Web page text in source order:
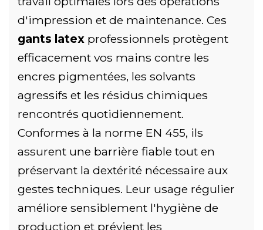
d'impression et de maintenance. Ces
gants latex professionnels protègent
efficacement vos mains contre les
encres pigmentées, les solvants
agressifs et les résidus chimiques
rencontrés quotidiennement.
Conformes à la norme EN 455, ils
assurent une barrière fiable tout en
préservant la dextérité nécessaire aux
gestes techniques. Leur usage régulier
améliore sensiblement l'hygiène de
production et prévient les